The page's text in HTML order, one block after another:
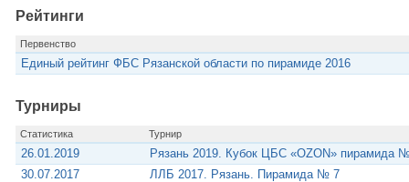
Рейтинги
Первенство
Единый рейтинг ФБС Рязанской области по пирамиде 2016
Турниры
Статистика Турнир
26.01.2019
Рязань 2019. Кубок ЦБС «OZON» пирамида
30.07.2017
ЛЛБ 2017. Рязань. Пирамида № 7